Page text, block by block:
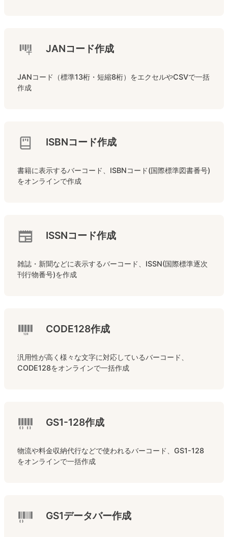
JANコード作成
JANコード（標準13桁・短縮8桁）をエクセルやCSVで一括
作成
ISBNコード作成
書籍に表示するバーコード、ISBNコード(国際標準図書番号)
をオンラインで作成
ISSNコード作成
雑誌・新聞などに表示するバーコード、ISSN(国際標準逐次
刊行物番号)を作成
CODE128作成
汎用性が高く様々な文字に対応しているバーコード、
CODE128をオンラインで一括作成
GS1-128作成
物流や料金収納代行などで使われるバーコード、GS1-128
をオンラインで一括作成
GS1データバー作成